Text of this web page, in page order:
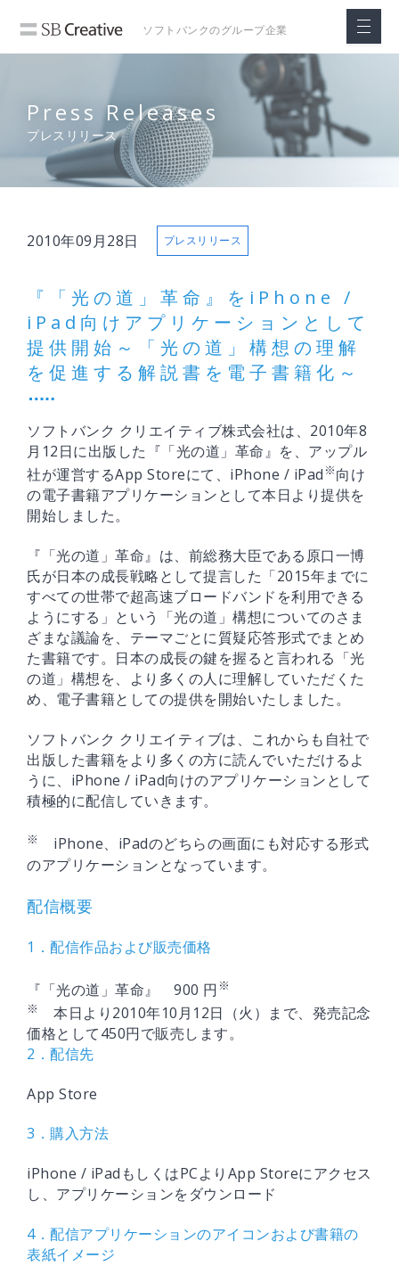
ソフトバンクのグループ企業
Press Releases
プレスリリース
2010年09月28日 プレスリリース
『「光の道」革命』をiPhone /
iPad向けアプリケーションとして
提供開始～「光の道」構想の理解
を促進する解説書を電子書籍化～
ソフトバンク クリエイティブ株式会社は、2010年8
月12日に出版した『「光の道」革命』を、アップル
社が運営するApp Storeにて、iPhone / iPad ※向け
の電子書籍アプリケーションとして本日より提供を
開始しました。
『「光の道」革命』は、前総務大臣である原口一博
氏が日本の成長戦略として提言した「2015年までに
すべての世帯で超高速ブロードバンドを利用できる
ようにする」という「光の道」構想についてのさま
ざまな議論を、テーマごとに質疑応答形式でまとめ
た書籍です。日本の成長の鍵を握ると言われる「光
の道」構想を、より多くの人に理解していただくた
め、電子書籍としての提供を開始いたしました。
ソフトバンク クリエイティブは、これからも自社で
出版した書籍をより多くの方に読んでいただけるよ
うに、iPhone / iPad向けのアプリケーションとして
積極的に配信していきます。
※
iPhone、iPadのどちらの画面にも対応する形式
のアプリケーションとなっています。
配信概要
1．配信作品および販売価格
『「光の道」革命』 900 円 ※
※
本日より2010年10月12日（火）まで、発売記念
価格として450円で販売します。
2．配信先
App Store
3．購入方法
iPhone / iPadもしくはPCよりApp Storeにアクセス
し、アプリケーションをダウンロード
4．配信アプリケーションのアイコンおよび書籍の
表紙イメージ